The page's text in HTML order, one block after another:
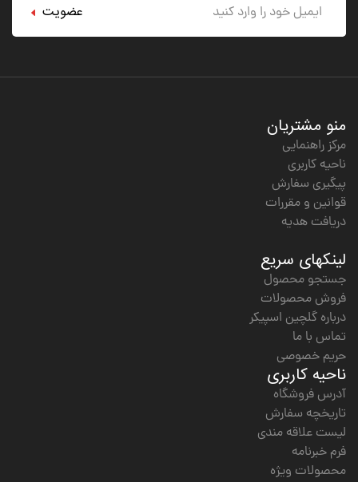
عضویت
منو مشتریان
مرکز راهنمایی
ناحیه کاربری
پیگیری سفارش
قوانین و مقررات
دریافت هدیه
لینکهای سریع
جستجو محصول
فروش محصولات
درباره گلچین اسپیکر
تماس با ما
حریم خصوصی
ناحیه کاربری
آدرس فروشگاه
تاریخچه سفارش
لیست علاقه مندی
فرم خبرنامه
محصولات ویژه